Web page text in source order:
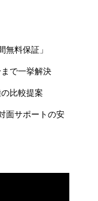
無料保証」
で一挙解決
比較提案
面サポートの安